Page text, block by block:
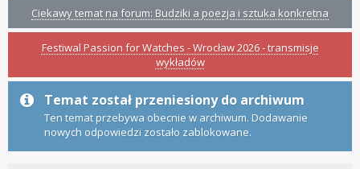
Ciekawy temat na forum: Budziki a poezja i sztuka konkretna
Festiwal Passion for Watches - Wrocław 2026 - transmisje
wykładów
Temat został przeniesiony do archiwum
Ten temat przebywa obecnie w archiwum. Dodawanie
nowych odpowiedzi zostało zablokowane.